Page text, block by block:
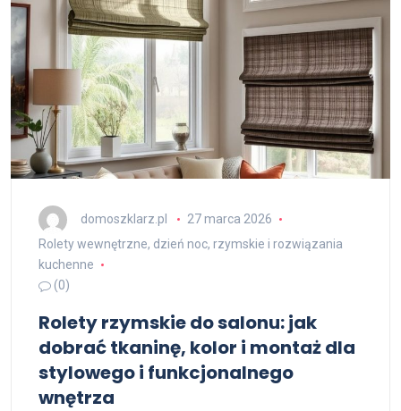
domoszklarz.pl
27 marca 2026
Rolety wewnętrzne, dzień noc, rzymskie i rozwiązania
kuchenne
(0)
Rolety rzymskie do salonu: jak
dobrać tkaninę, kolor i montaż dla
stylowego i funkcjonalnego
wnętrza